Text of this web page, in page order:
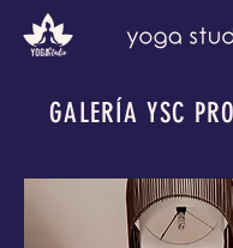
GALERÍA YSC